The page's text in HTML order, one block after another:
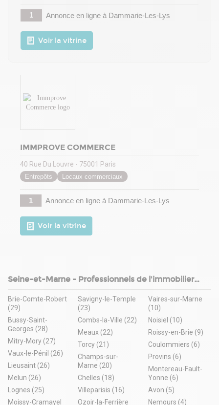
1 Annonce en ligneà Dammarie-Les-Lys
Voir la vitrine
IMMPROVE COMMERCE
40 Rue Du Louvre - 75001 Paris
Entrepôts Locaux commerciaux
1 Annonce en ligneà Dammarie-Les-Lys
Voir la vitrine
Seine-et-Marne - Professionnels de l'immobilier
d'entreprise
Brie-Comte-Robert
(29)
Bussy-Saint-
Georges (28)
Mitry-Mory (27)
Vaux-le-Pénil (26)
Lieusaint (26)
Melun (26)
Lognes (25)
Moissy-Cramayel
Savigny-le-Temple
(23)
Combs-la-Ville (22)
Meaux (22)
Torcy (21)
Champs-sur-
Marne (20)
Chelles (18)
Villeparisis (16)
Ozoir-la-Ferrière
Vaires-sur-Marne
(10)
Noisiel (10)
Roissy-en-Brie (9)
Coulommiers (6)
Provins (6)
Montereau-Fault-
Yonne (6)
Avon (5)
Nemours (4)